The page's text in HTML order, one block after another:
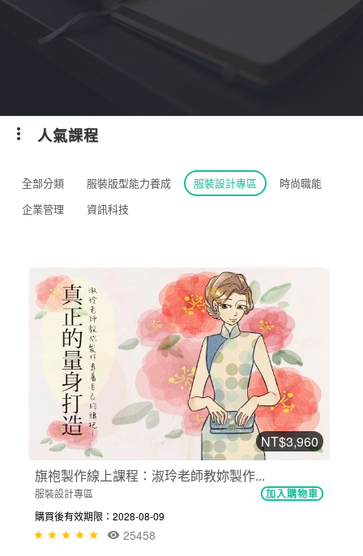
人氣課程
全部分類 服裝版型能力養成 服裝設計專區
時尚職能
企業管理
資訊科技
NT$3,960
旗袍製作線上課程：淑玲老師教妳製作...
服裝設計專區 加入購物車
購買後有效期限：2028-08-09
25458